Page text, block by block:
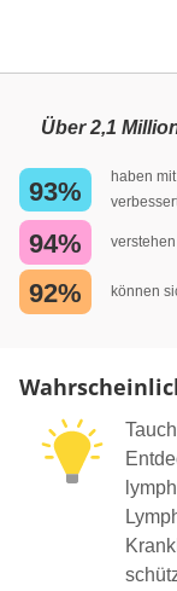
Über 2,1
93%
haben
94%
92% können